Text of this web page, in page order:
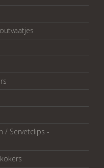
/ Servetclips -